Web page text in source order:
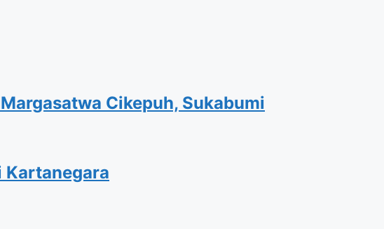
Cikepuh, Sukabumi
Kartanegara